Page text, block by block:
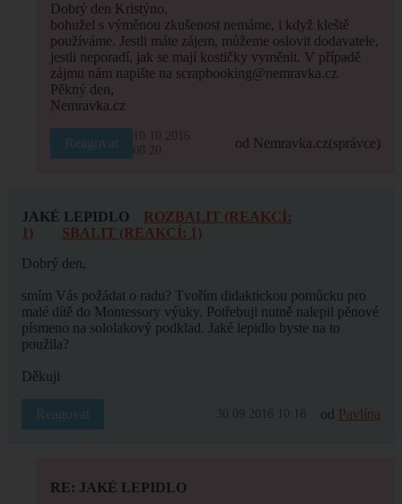
Dobrý den Kristýno,
bohužel s výměnou zkušenost nemáme, i když kleště
používáme. Jestli máte zájem, můžeme oslovit dodavatele,
jestli neporadí, jak se mají kostičky vyměnit. V případě
zájmu nám napište na scrapbooking@nemravka.cz
Pěkný den,
Nemravka.cz
Reagovat
10.10.2016
08:20
od Nemravka.cz(správce)
JAKÉ LEPIDLO
ROZBALIT (REAKCÍ:
1)
SBALIT (REAKCÍ: 1)
Dobrý den,
smím Vás požádat o radu? Tvořím didaktickou pomůcku pro
malé dítě do Montessory výuky. Potřebuji nutně nalepil pěnové
písmeno na sololakový podklad. Jaké lepidlo byste na to
použila?
Děkuji
Reagovat 30.09.2016 10:18 od Pavlína
RE: JAKÉ LEPIDLO